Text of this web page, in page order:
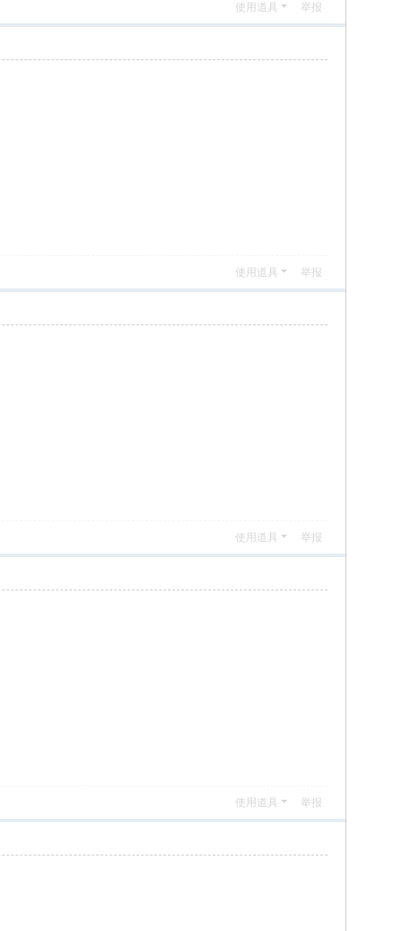
使用道具 举报
使用道具 举报
使用道具 举报
使用道具 举报